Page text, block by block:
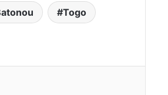
Togo